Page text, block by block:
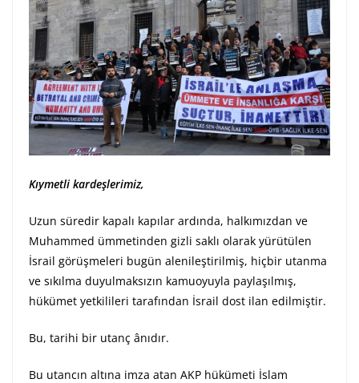
Kıymetli kardeşlerimiz,
Uzun süredir kapalı kapılar ardında, halkımızdan ve
Muhammed ümmetinden gizli saklı olarak yürütülen
İsrail görüşmeleri bugün alenileştirilmiş, hiçbir utanma
ve sıkılma duyulmaksızın kamuoyuyla paylaşılmış,
hükümet yetkilileri tarafından İsrail dost ilan edilmiştir.
Bu, tarihi bir utanç ânıdır.
Bu utancın altına imza atan AKP hükümeti İslam